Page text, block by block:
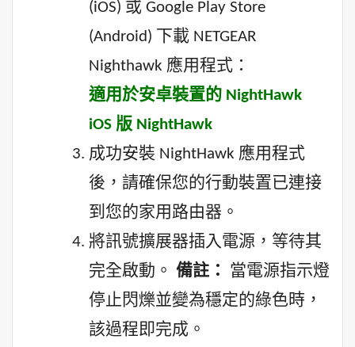
(iOS) 或 Google Play Store
(Android) 下載 NETGEAR
Nighthawk 應用程式：
適用於安卓裝置的 NightHawk
iOS 版 NightHawk
成功安裝 NightHawk 應用程式
後，請確保您的行動裝置已連接
到您的家用路由器。
將訊號擴展器插入電源，等待其
完全啟動。 備註：
當電源指示燈
停止閃爍並變為穩定的綠色時，
該過程即完成。